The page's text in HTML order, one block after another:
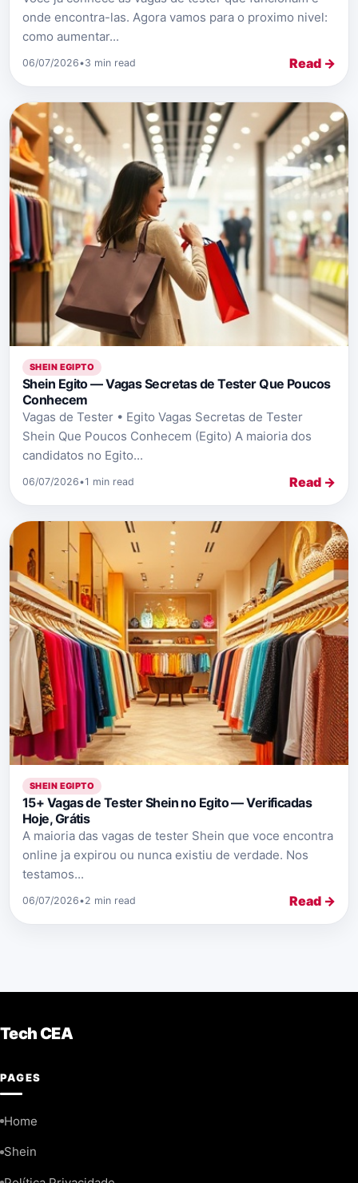
onde encontra-las. Agora vamos para o proximo nivel:
como aumentar...
06/07/2026•3 min read Read →
SHEIN EGIPTO
Shein Egito — Vagas Secretas de Tester Que Poucos
Conhecem
Vagas de Tester • Egito Vagas Secretas de Tester
Shein Que Poucos Conhecem (Egito) A maioria dos
candidatos no Egito...
06/07/2026•1 min read Read →
SHEIN EGIPTO
15+ Vagas de Tester Shein no Egito — Verificadas
Hoje, Grátis
A maioria das vagas de tester Shein que voce encontra
online ja expirou ou nunca existiu de verdade. Nos
testamos...
06/07/2026•2 min read Read →
Tech CEA
PAGES
Home
Shein